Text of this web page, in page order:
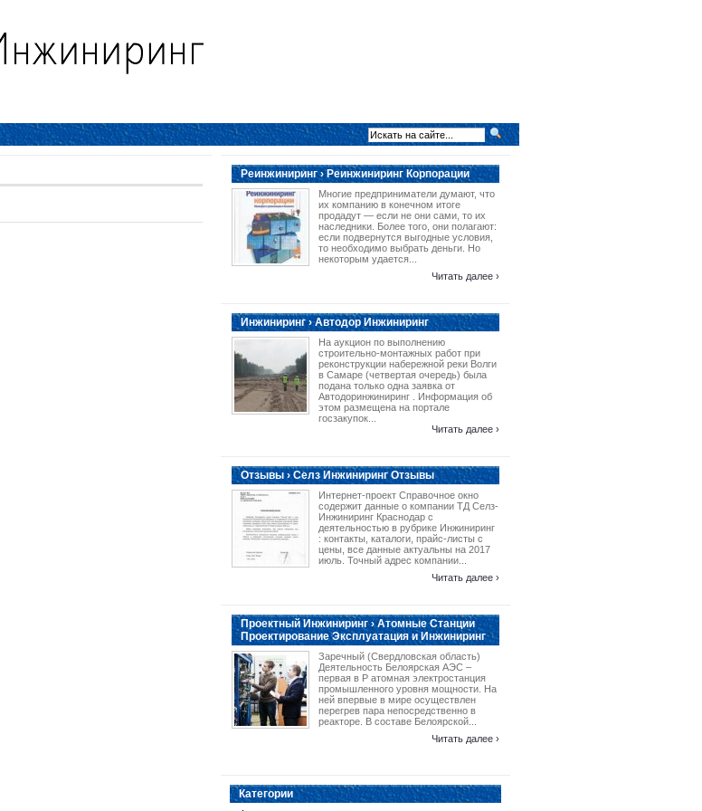
Реинжиниринг › Реинжиниринг Корпорации
Многие предприниматели думают, что
их компанию в конечном итоге
продадут — если не они сами, то их
наследники. Более того, они полагают:
если подвернутся выгодные условия,
то необходимо выбрать деньги. Но
некоторым удается...
Читать далее ›
Инжиниринг › Автодор Инжиниринг
На аукцион по выполнению
строительно-монтажных работ при
реконструкции набережной реки Волги
в Самаре (четвертая очередь) была
подана только одна заявка от
Автодоринжиниринг . Информация об
этом размещена на портале
госзакупок...
Читать далее ›
Отзывы › Селз Инжиниринг Отзывы
Интернет-проект Справочное окно
содержит данные о компании ТД Селз-
Инжиниринг Краснодар с
деятельностью в рубрике Инжиниринг
: контакты, каталоги, прайс-листы с
цены, все данные актуальны на 2017
июль. Точный адрес компании...
Читать далее ›
Проектный Инжиниринг › Атомные Станции
Проектирование Эксплуатация и Инжиниринг
Заречный (Свердловская область)
Деятельность Белоярская АЭС –
первая в Р атомная электростанция
промышленного уровня мощности. На
ней впервые в мире осуществлен
перегрев пара непосредственно в
реакторе. В составе Белоярской...
Читать далее ›
Категории